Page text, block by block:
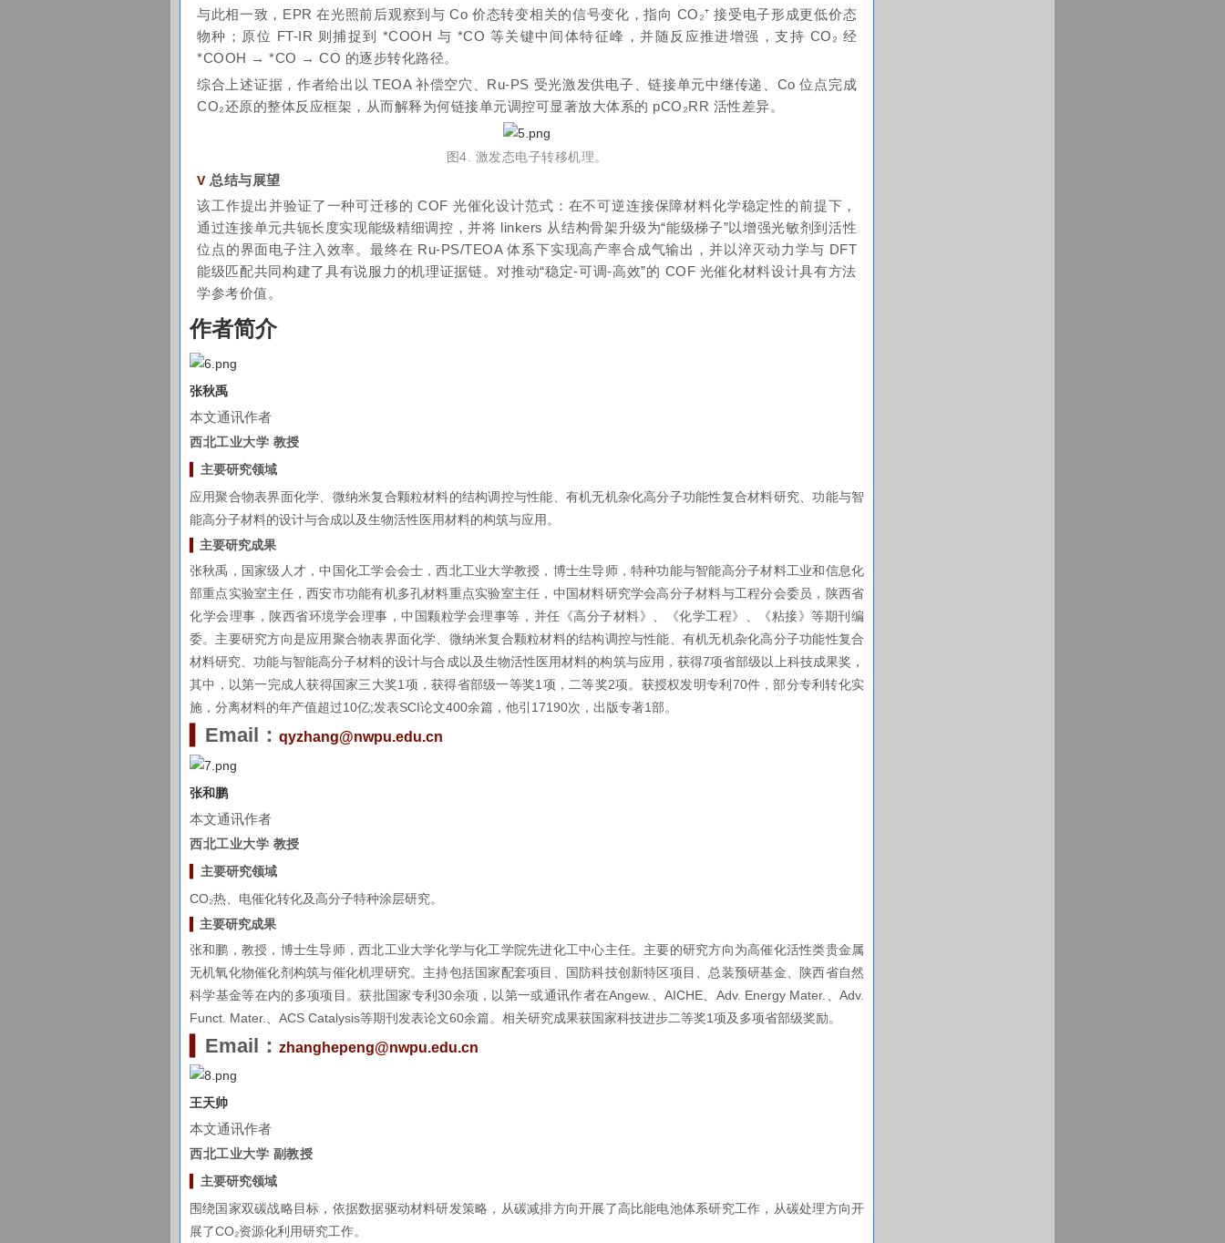
与此相一致，EPR 在光照前后观察到与 Co 价态转变相关的信号变化，指向 CO₂⁺ 接受电子形成更低价态
物种；原位 FT-IR 则捕捉到 *COOH 与 *CO 等关键中间体特征峰，并随反应推进增强，支持 CO₂ 经
*COOH → *CO → CO 的逐步转化路径。
综合上述证据，作者给出以 TEOA 补偿空穴、Ru-PS 受光激发供电子、链接单元中继传递、Co 位点完成
CO₂还原的整体反应框架，从而解释为何链接单元调控可显著放大体系的 pCO₂RR 活性差异。
图4. 激发态电子转移机理。
V 总结与展望
该工作提出并验证了一种可迁移的 COF 光催化设计范式：在不可逆连接保障材料化学稳定性的前提下，
通过连接单元共轭长度实现能级精细调控，并将 linkers 从结构骨架升级为“能级梯子”以增强光敏剂到活性
位点的界面电子注入效率。最终在 Ru-PS/TEOA 体系下实现高产率合成气输出，并以淬灭动力学与 DFT
能级匹配共同构建了具有说服力的机理证据链。对推动“稳定-可调-高效”的 COF 光催化材料设计具有方法
学参考价值。
作者简介
张秋禹
本文通讯作者
西北工业大学 教授
主要研究领域
应用聚合物表界面化学、微纳米复合颗粒材料的结构调控与性能、有机无机杂化高分子功能性复合材料研究、功能与智
能高分子材料的设计与合成以及生物活性医用材料的构筑与应用。
主要研究成果
张秋禹，国家级人才，中国化工学会会士，西北工业大学教授，博士生导师，特种功能与智能高分子材料工业和信息化
部重点实验室主任，西安市功能有机多孔材料重点实验室主任，中国材料研究学会高分子材料与工程分会委员，陕西省
化学会理事，陕西省环境学会理事，中国颗粒学会理事等，并任《高分子材料》、《化学工程》、《粘接》等期刊编
委。主要研究方向是应用聚合物表界面化学、微纳米复合颗粒材料的结构调控与性能、有机无机杂化高分子功能性复合
材料研究、功能与智能高分子材料的设计与合成以及生物活性医用材料的构筑与应用，获得7项省部级以上科技成果奖，
其中，以第一完成人获得国家三大奖1项，获得省部级一等奖1项，二等奖2项。获授权发明专利70件，部分专利转化实
施，分离材料的年产值超过10亿;发表SCI论文400余篇，他引17190次，出版专著1部。
Email： qyzhang@nwpu.edu.cn
张和鹏
本文通讯作者
西北工业大学 教授
主要研究领域
CO₂热、电催化转化及高分子特种涂层研究。
主要研究成果
张和鹏，教授，博士生导师，西北工业大学化学与化工学院先进化工中心主任。主要的研究方向为高催化活性类贵金属
无机氧化物催化剂构筑与催化机理研究。主持包括国家配套项目、国防科技创新特区项目、总装预研基金、陕西省自然
科学基金等在内的多项项目。获批国家专利30余项，以第一或通讯作者在Angew.、AICHE、Adv. Energy Mater.、Adv.
Funct. Mater.、ACS Catalysis等期刊发表论文60余篇。相关研究成果获国家科技进步二等奖1项及多项省部级奖励。
Email： zhanghepeng@nwpu.edu.cn
王天帅
本文通讯作者
西北工业大学 副教授
主要研究领域
围绕国家双碳战略目标，依据数据驱动材料研发策略，从碳减排方向开展了高比能电池体系研究工作，从碳处理方向开
展了CO₂资源化利用研究工作。